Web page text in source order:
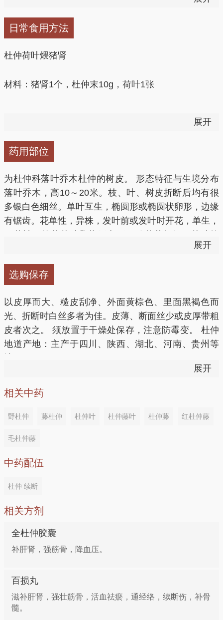
3、高血压：杜仲叶15g，白菊花10g，用开水浸泡，代
10g，水煎代茶饮。
5、补肾乌发：炒杜仲、炒补骨脂各30g，核桃仁
10g。能补肾乌发。
6、散寒止痛：杜仲12g，肉桂9g，狗肉?200g，盐等
调料适量。将狗肉洗净切块，与肉桂、杜仲共放砂锅，
加清水适量，大火烧开后改小火慢炖，狗肉熟烂时去药
渣，加调料，食肉喝汤。
杜仲50g，葡萄酒500ml。浸泡7日后服，每次服
方二：治疗水肿
杜仲20g，玉米须60g。每日1剂，水煎分3次服。
炖熟，食肉服汤，每日1剂，并酌服羊奶。
分服。
杜仲30g，豬肚250g。共煮去药，饮汤食肉。
方六：治疗半身不逆，腰膝无力
杜仲15g，锦鸡儿、千斤拔各30g，猪脚1只。加水共炖
日常食用方法
杜仲荷叶煨猪肾
材料：猪肾1个，杜仲末10g，荷叶1张
2、再用荷叶包裹，煨熟即可。
属肝肾亏虚型、腰背酸痛、活动不利、神疲乏力、头晕
脘闷等。
高血压病
做法：杜仲研末，用温开水冲服，每日2次，每次3
克。
风湿性关节炎
杜仲、鸡血藤各15克，怀牛膝10克，补骨脂9克，红花
6克，白酒500毫升。将上述诸药研成粗末，放入干净
容器内，倒入白酒，密封，浸泡1周。每次服用15毫
妇人胎动不安
功效：补肾安胎
做法：杜仲20克，去粗皮细锉，烘干研末。加枣肉250
克同入砂锅，加水适量，文火煮成糊，制成丸子如弹子
大，烘干即成。每次1丸，嚼烂，糯米汤下。
功效：补肝肾，降血压 做法：
展开
药用部位
为杜仲科落叶乔木杜仲的树皮。 形态特征与生境分布
落叶乔木，高10～20米。枝、叶、树皮折断后均有很
多银白色细丝。单叶互生，椭圆形或椭圆状卵形，边缘
有锯齿。花单性，异株，发叶前或发叶时开花，单生，
小。翅果扁平。清明至夏至期间，用局部剥皮法剥取生
长15年以上老树树皮，晒干。夏、秋采老叶，鲜用或
晒干。 分布于陕西、甘肃、河南及长江中下游各地。
展开
选购保存
以皮厚而大、糙皮刮净、外面黄棕色、里面黑褐色而
光、折断时白丝多者为佳。皮薄、断面丝少或皮厚带粗
皮者次之。 须放置于干燥处保存，注意防霉变。 杜仲
地道产地：主产于四川、陕西、湖北、河南、贵州等
展开
相关中药
野杜仲 藤杜仲 杜仲叶 杜仲藤叶 杜仲藤 红杜仲藤
毛杜仲藤
中药配伍
杜仲 续断
相关方剂
全杜仲胶囊
补肝肾，强筋骨，降血压。
百损丸
滋补肝肾，强壮筋骨，活血祛瘀，通经络，续断伤，补骨
髓。